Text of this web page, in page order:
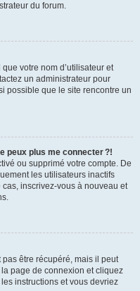
du forum.
votre nom d’utilisateur et
un administrateur pour
possible que le site rencontre un
peux plus me connecter ?!
ou supprimé votre compte. De
les utilisateurs inactifs
inscrivez-vous à nouveau et
être récupéré, mais il peut
page de connexion et cliquez
instructions et vous devriez